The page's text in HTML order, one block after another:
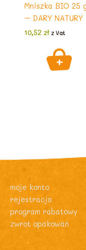
Mniszka BIO 25
– DARY NATURY
10,52 zł z Vat
moje konto
rejestracja
program rabatowy
zwrot opakowań